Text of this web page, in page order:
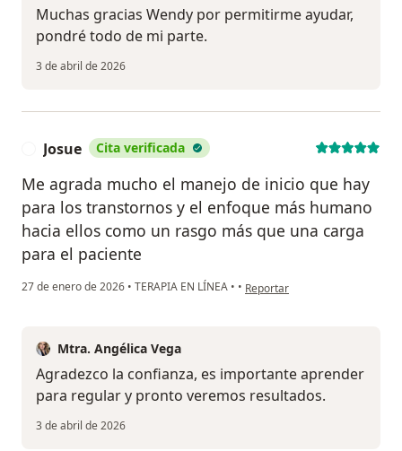
Muchas gracias Wendy por permitirme ayudar,
pondré todo de mi parte.
3 de abril de 2026
Josue Cita verificada
Me agrada mucho el manejo de inicio que hay
para los transtornos y el enfoque más humano
hacia ellos como un rasgo más que una carga
para el paciente
27 de enero de 2026 • TERAPIA EN LÍNEA • • en opinión del usuario Josue
Reportar
Mtra. Angélica Vega
Agradezco la confianza, es importante aprender
para regular y pronto veremos resultados.
3 de abril de 2026